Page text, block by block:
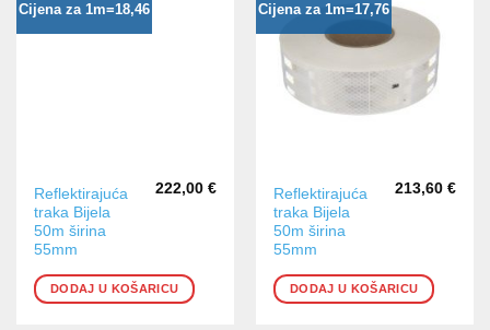
Cijena za 1m=18,46
Reflektirajuća
traka Bijela
50m širina
55mm
222,00 €
DODAJ U KOŠARICU
Cijena za 1m=17,76
Reflektirajuća
traka Bijela
50m širina
55mm
213,60 €
DODAJ U KOŠARICU